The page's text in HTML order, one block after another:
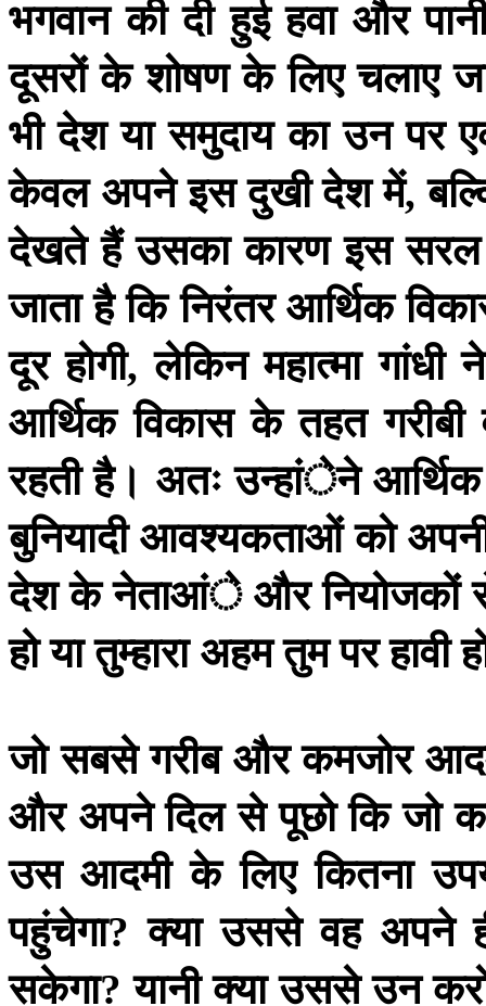
भगवान की दी हुई हवा और
दूसरों के शोषण के लिए चलाए
भी देश या समुदाय का उन पर
केवल अपने इस दुखी देश में,
देखते हैं उसका कारण इस सरल
जाता है कि निरंतर आर्थिक
दूर होगी,लेकिन महात्मा गांधी ने
आर्थिक विकास के तहत गरीबी
रहती है। अतः उन्हांेने आर्थिक
बुनियादी आवश्यकताओं को
देश के नेताआंे और नियोजकों
होयातुम्हारा अहमतुमपरहावी
जो सबसे गरीब और कमजोर
और अपने दिल से पूछो कि जो
उस आदमी के लिए कितना
पहुंचेगा?क्या उससे वह अपने
सकेगा?यानी क्या उससे उन